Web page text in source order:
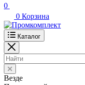
0
0 Корзина
Каталог
Везде